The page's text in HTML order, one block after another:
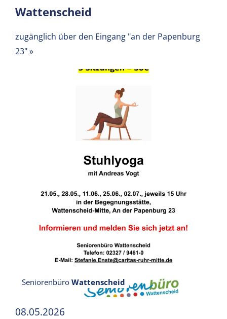
Wattenscheid
zugänglich über den Eingang "an der Papenburg
23"»
Seniorenbüro Wattenscheid
08.05.2026